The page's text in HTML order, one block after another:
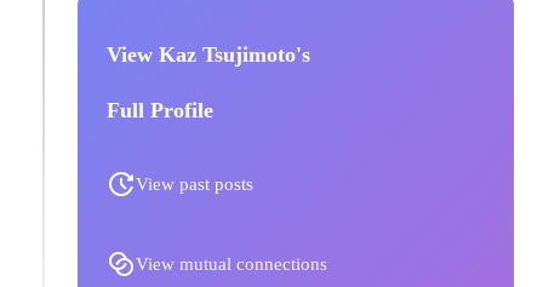
View Kaz Tsujimoto's
Full Profile
View past posts
View mutual connections